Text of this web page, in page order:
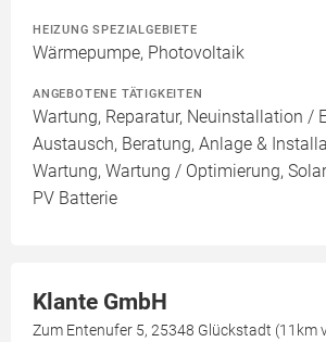
HEIZUNG SPEZIALGEBIETE
Wärmepumpe, Photovoltaik
ANGEBOTENE TÄTIGKEITEN
Wartung, Reparatur, Neuinstallation /
Austausch, Beratung, Anlage &
Wartung, Wartung / Optimierung,
PV Batterie
Klante GmbH
Zum Entenufer 5, 25348 Glückstadt (11km